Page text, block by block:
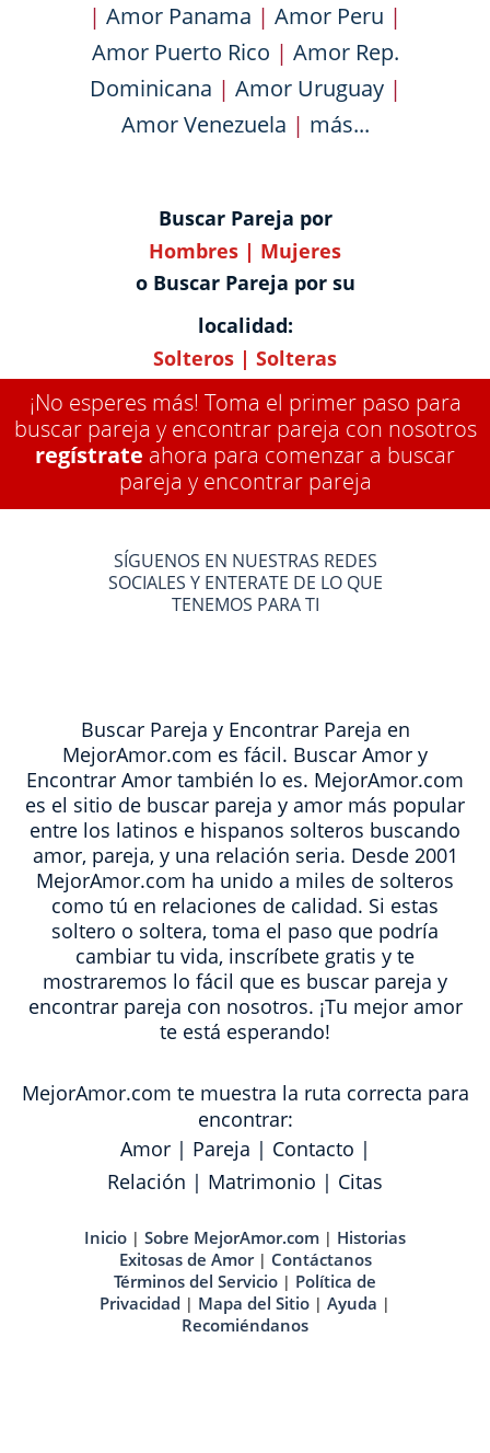
| Amor Panama | Amor Peru |
Amor Puerto Rico | Amor Rep.
Dominicana | Amor Uruguay|
Amor Venezuela | más...
Buscar Pareja por
Hombres | Mujeres
o Buscar Pareja por su
localidad:
Solteros | Solteras
¡No esperes más! Toma el primer paso para
buscar pareja y encontrar pareja con nosotros
regístrate ahora para comenzar a buscar
pareja y encontrar pareja
SÍGUENOS EN NUESTRAS REDES
SOCIALES Y ENTERATE DE LO QUE
TENEMOS PARA TI
Buscar Pareja y Encontrar Pareja en
MejorAmor.com es fácil. Buscar Amor y
Encontrar Amor también lo es. MejorAmor.com
es el sitio de buscar pareja y amor más popular
entre los latinos e hispanos solteros buscando
amor, pareja, y una relación seria. Desde 2001
MejorAmor.com ha unido a miles de solteros
como tú en relaciones de calidad. Si estas
soltero o soltera, toma el paso que podría
cambiar tu vida, inscríbete gratis y te
mostraremos lo fácil que es buscar pareja y
encontrar pareja con nosotros. ¡Tu mejor amor
te está esperando!
MejorAmor.com te muestra la ruta correcta para
encontrar:
Amor| Pareja | Contacto |
Relación | Matrimonio | Citas
Inicio | Sobre MejorAmor.com | Historias
Exitosas de Amor| Contáctanos
Términos del Servicio | Política de
Privacidad | Mapa del Sitio | Ayuda |
Recomiéndanos